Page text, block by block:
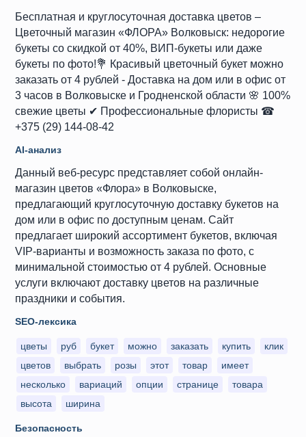
Бесплатная и круглосуточная доставка цветов –
Цветочный магазин «ФЛОРА» Волковыск: недорогие
букеты со скидкой от 40%, ВИП-букеты или даже
букеты по фото!💐 Красивый цветочный букет можно
заказать от 4 рублей - Доставка на дом или в офис от
3 часов в Волковыске и Гродненской области 🌸 100%
свежие цветы ✔ Профессиональные флористы ☎
+375 (29) 144-08-42
AI-анализ
Данный веб-ресурс представляет собой онлайн-
магазин цветов «Флора» в Волковыске,
предлагающий круглосуточную доставку букетов на
дом или в офис по доступным ценам. Сайт
предлагает широкий ассортимент букетов, включая
VIP-варианты и возможность заказа по фото, с
минимальной стоимостью от 4 рублей. Основные
услуги включают доставку цветов на различные
праздники и события.
SEO-лексика
цветы руб букет можно заказать купить
клик
цветов
выбрать розы этот товар
имеет
несколько
вариаций опции странице
товара
высота
ширина
Безопасность